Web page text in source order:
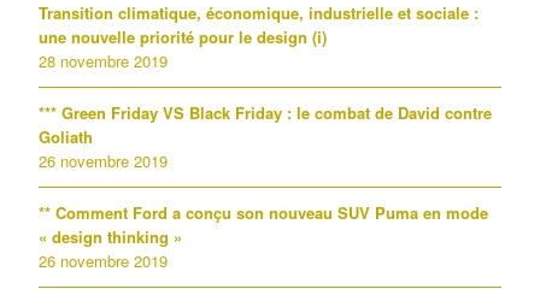
Transition climatique, économique, industrielle et sociale :
une nouvelle priorité pour le design (i)
28 novembre 2019
*** Green Friday VS Black Friday : le combat de David contre
Goliath
26 novembre 2019
** Comment Ford a conçu son nouveau SUV Puma en mode
« design thinking »
26 novembre 2019